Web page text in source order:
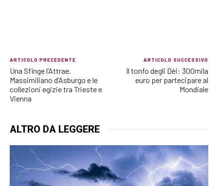
ARTICOLO PRECEDENTE
Una Sfinge l’Attrae.
Massimiliano d’Asburgo e le
collezioni egizie tra Trieste e
Vienna
ARTICOLO SUCCESSIVO
Il tonfo degli Dèi: 300mila
euro per partecipare al
Mondiale
ALTRO DA LEGGERE